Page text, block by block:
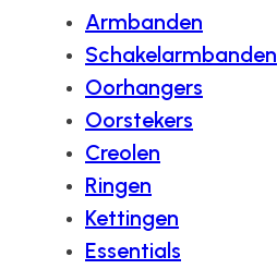
Armbanden
Schakelarmbanden
Oorhangers
Oorstekers
Creolen
Ringen
Kettingen
Essentials